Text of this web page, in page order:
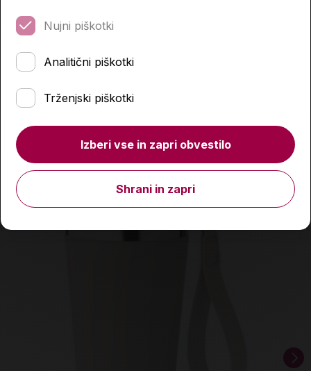
9,59 €
Izdelka trenutno ni na zalogi.
poslovalnicah
Podobni izdelki
Nujni piškotki
Analitični piškotki
Trženjski piškotki
Izberi vse in zapri obvestilo
Shrani in zapri